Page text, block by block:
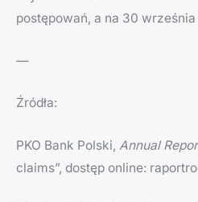
postępowań, a na 30 września
—
Źródła:
PKO Bank Polski, Annual
claims”, dostęp online: